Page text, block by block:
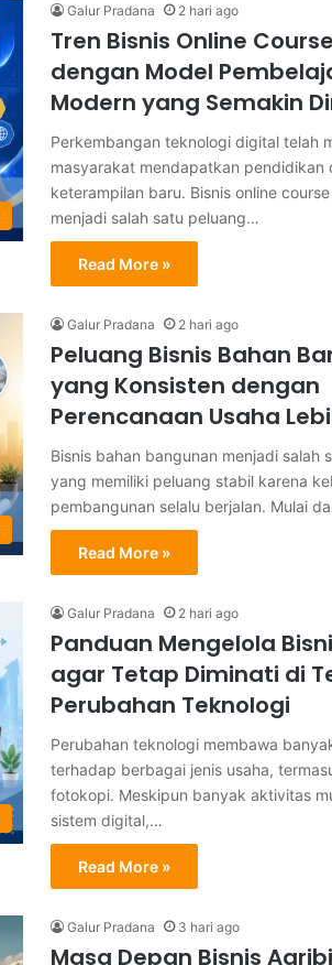
Galur Pradana 2 hari ago
Tren Bisnis Online
dengan Model
Modern yang Semakin
Perkembangan teknologi digital telah
masyarakat mendapatkan pendidikan
keterampilan baru. Bisnis online
menjadi salah satu peluang…
Read More »
Galur Pradana 2 hari ago
Peluang Bisnis Bahan
yang Konsisten dengan
Perencanaan Usaha
Bisnis bahan bangunan menjadi salah
yang memiliki peluang stabil karena
pembangunan selalu berjalan. Mulai
Read More »
Galur Pradana 2 hari ago
Panduan Mengelola
agar Tetap Diminati di
Perubahan Teknologi
Perubahan teknologi membawa
terhadap berbagai jenis usaha,
fotokopi. Meskipun banyak aktivitas
sistem digital,…
Read More »
Galur Pradana 3 hari ago
Masa Depan Bisnis